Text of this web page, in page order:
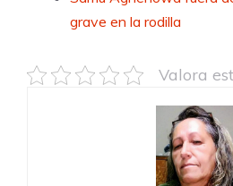
grave en la rodilla
Valora